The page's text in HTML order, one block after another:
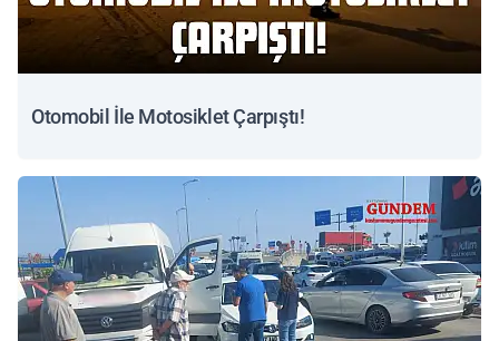
Otomobil İle Motosiklet Çarpıştı!